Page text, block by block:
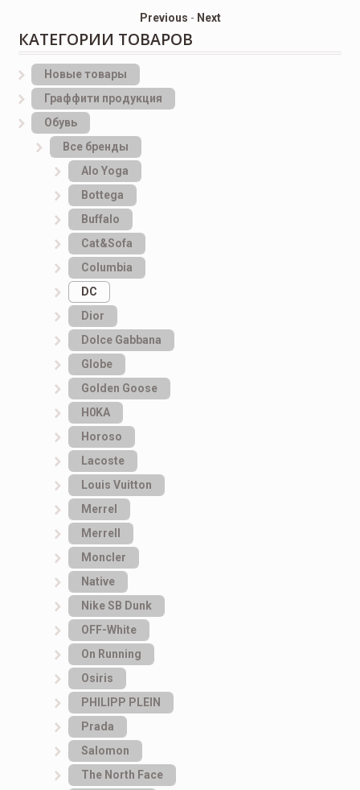
Previous - Next
КАТЕГОРИИ ТОВАРОВ
Новые товары
Граффити продукция
Обувь
Все бренды
Alo Yoga
Bottеga
Buffalo
Cat&Sofa
Columbia
DC
Dior
Dolce Gabbana
Globe
Golden Goose
H0KA
Horoso
Lacoste
Louis Vuitton
Merrel
Merrell
Moncler
Native
Nike SB Dunk
OFF-White
On Running
Osiris
PHILIPP PLEIN
Prada
Salomon
The North Face